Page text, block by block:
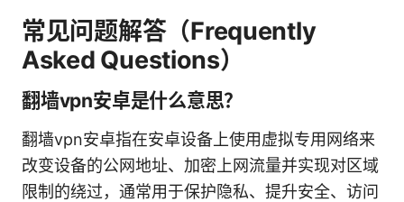
常见问题解答（Frequently
Asked Questions）
翻墙vpn安卓是什么意思？
翻墙vpn安卓指在安卓设备上使用虚拟专用网络来
改变设备的公网地址、加密上网流量并实现对区域
限制的绕过，通常用于保护隐私、提升安全、访问